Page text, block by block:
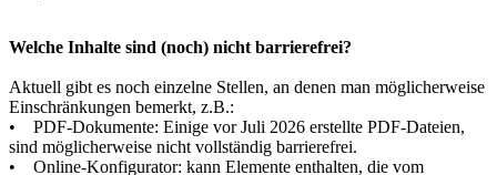
Welche Inhalte sind (noch) nicht barrierefrei?
Aktuell gibt es noch einzelne Stellen, an denen man möglicherweise
Einschränkungen bemerkt, z.B.:
• PDF-Dokumente: Einige vor Juli 2026 erstellte PDF-Dateien,
sind möglicherweise nicht vollständig barrierefrei.
• Online-Konfigurator: kann Elemente enthalten, die vom